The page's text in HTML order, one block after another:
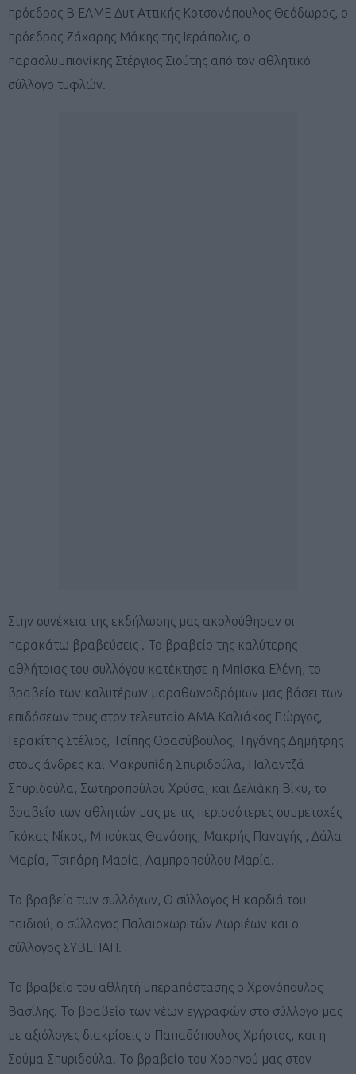
πρόεδρος Β ΕΛΜΕ Δυτ Αττικής Κοτσονόπουλος Θεόδωρος, ο
πρόεδρος Ζάχαρης Μάκης της Ιεράπολις, ο
παραολυμπιονίκης Στέργιος Σιούτης από τον αθλητικό
σύλλογο τυφλών.
Στην συνέχεια της εκδήλωσης μας ακολούθησαν οι
παρακάτω βραβεύσεις . Το βραβείο της καλύτερης
αθλήτριας του συλλόγου κατέκτησε η Μπίσκα Ελένη, το
βραβείο των καλυτέρων μαραθωνοδρόμων μας βάσει των
επιδόσεων τους στον τελευταίο ΑΜΑ Καλιάκος Γιώργος,
Γερακίτης Στέλιος, Τσίπης Θρασύβουλος, Τηγάνης Δημήτρης
στους άνδρες και Μακρυπίδη Σπυριδούλα, Παλαντζά
Σπυριδούλα, Σωτηροπούλου Χρύσα, και Δελιάκη Βίκυ, το
βραβείο των αθλητών μας με τις περισσότερες συμμετοχές
Γκόκας Νίκος, Μπούκας Θανάσης, Μακρής Παναγής , Δάλα
Μαρία, Τσιπάρη Μαρία, Λαμπροπούλου Μαρία.
Το βραβείο των συλλόγων, Ο σύλλογος Η καρδιά του
παιδιού, ο σύλλογος Παλαιοχωριτών Δωριέων και ο
σύλλογος ΣΥΒΕΠΑΠ.
Το βραβείο του αθλητή υπεραπόστασης ο Χρονόπουλος
Βασίλης. Το βραβείο των νέων εγγραφών στο σύλλογο μας
με αξιόλογες διακρίσεις ο Παπαδόπουλος Χρήστος, και η
Σούμα Σπυριδούλα. Το βραβείο του Χορηγού μας στον